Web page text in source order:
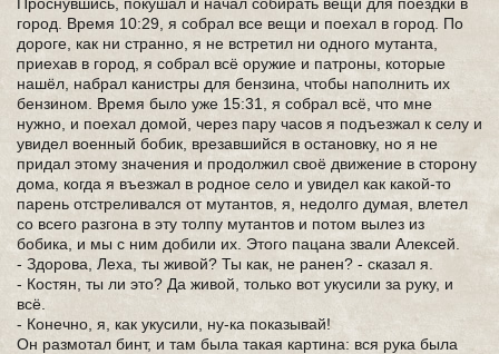
город. Время 10:29, я собрал все вещи и поехал в город. По
дороге, как ни странно, я не встретил ни одного мутанта,
приехав в город, я собрал всё оружие и патроны, которые
нашёл, набрал канистры для бензина, чтобы наполнить их
бензином. Время было уже 15:31, я собрал всё, что мне
нужно, и поехал домой, через пару часов я подъезжал к селу и
увидел военный бобик, врезавшийся в остановку, но я не
придал этому значения и продолжил своё движение в сторону
дома, когда я въезжал в родное село и увидел как какой-то
парень отстреливался от мутантов, я, недолго думая, влетел
со всего разгона в эту толпу мутантов и потом вылез из
бобика, и мы с ним добили их. Этого пацана звали Алексей.
- Здорова, Леха, ты живой? Ты как, не ранен? - сказал я.
- Костян, ты ли это? Да живой, только вот укусили за руку, и
всё.
- Конечно, я, как укусили, ну-ка показывай!
Он размотал бинт, и там была такая картина: вся рука была